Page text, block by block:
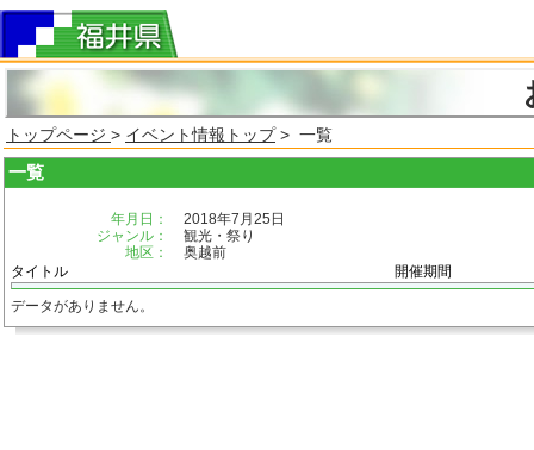
トップページ > イベント情報トップ> 一覧
一覧
年月日：
2018年7月25日
ジャンル：
観光・祭り
地区：
奥越前
タイトル
開催期間
データがありません。